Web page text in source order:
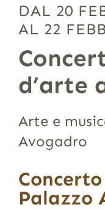
DAL 20
AL 22
d’arte
Arte e
Avogadro
Palazzo